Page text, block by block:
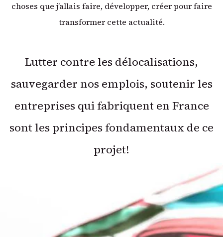
choses que j’allais faire, développer, créer pour faire
transformer cette actualité.
Lutter contre les délocalisations,
sauvegarder nos emplois, soutenir les
entreprises qui fabriquent en France
sont les principes fondamentaux de ce
projet!